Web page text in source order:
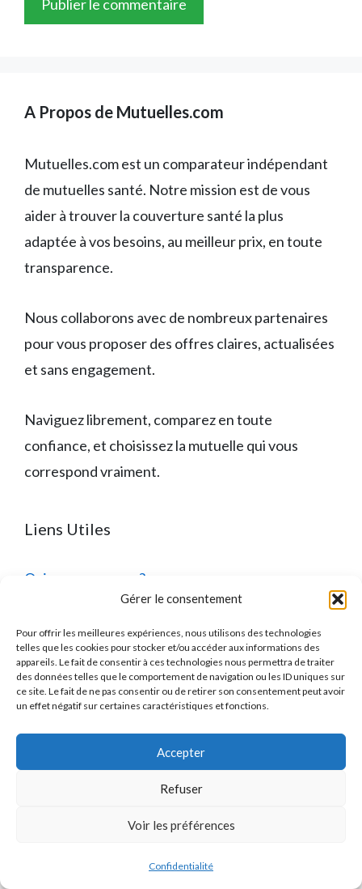
Gérer le consentement
Pour offrir les meilleures expériences, nous utilisons des technologies
telles que les cookies pour stocker et/ou accéder aux informations des
appareils. Le fait de consentir à ces technologies nous permettra de traiter
des données telles que le comportement de navigation ou les ID uniques sur
ce site. Le fait de ne pas consentir ou de retirer son consentement peut avoir
un effet négatif sur certaines caractéristiques et fonctions.
Accepter
Refuser
Voir les préférences
Confidentialité
A Propos de Mutuelles.com
Mutuelles.com est un comparateur indépendant
de mutuelles santé. Notre mission est de vous
aider à trouver la couverture santé la plus
adaptée à vos besoins, au meilleur prix, en toute
transparence.
Nous collaborons avec de nombreux partenaires
pour vous proposer des offres claires, actualisées
et sans engagement.
Naviguez librement, comparez en toute
confiance, et choisissez la mutuelle qui vous
correspond vraiment.
Liens Utiles
Qui sommes-nous ?
Programme d’Affiliation
FAQ
Actualités
utilisateurs ce mois-ci